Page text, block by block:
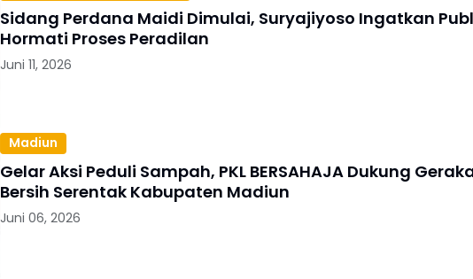
Sidang Perdana Maidi Dimulai, Suryajiyoso Ingatkan
Hormati Proses Peradilan
Juni 11, 2026
Madiun
Gelar Aksi Peduli Sampah, PKL BERSAHAJA Dukung
Bersih Serentak Kabupaten Madiun
Juni 06, 2026